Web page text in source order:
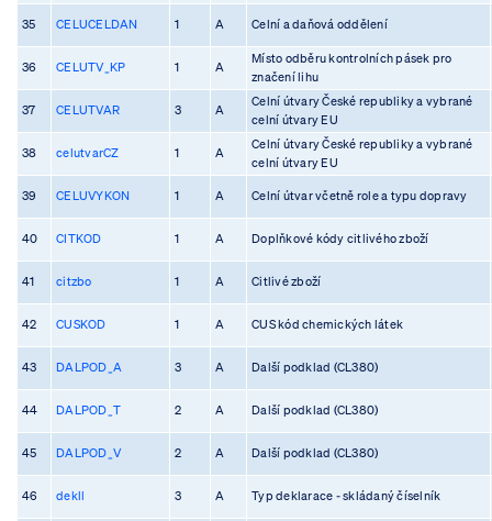
35 CELUCELDAN 1 A Celní a daňová oddělení
36 CELUTV_KP 1 A
Místo odběru kontrolních pásek pro
značení lihu
37 CELUTVAR 3 A
Celní útvary České republiky a vybrané
celní útvary EU
38 celutvarCZ 1 A
Celní útvary České republiky a vybrané
celní útvary EU
39 CELUVYKON 1 A Celní útvar včetně role a typu dopravy
40 CITKOD 1 A Doplňkové kódy citlivého zboží
41 citzbo 1 A Citlivé zboží
42 CUSKOD 1 A CUS kód chemických látek
43 DALPOD_A 3 A Další podklad (CL380)
44 DALPOD_T 2 A Další podklad (CL380)
45 DALPOD_V 2 A Další podklad (CL380)
46 dekll 3 A Typ deklarace - skládaný číselník